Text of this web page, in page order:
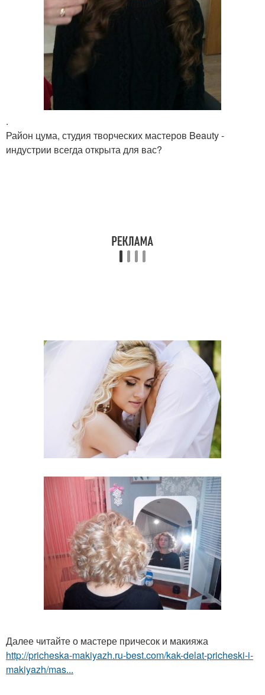
.
Район цума, студия творческих мастеров Beauty -
индустрии всегда открыта для вас?
Далее читайте о мастере причесок и макияжа
http://pricheska-makiyazh.ru-best.com/kak-delat-pricheski-i-
makiyazh/mas...